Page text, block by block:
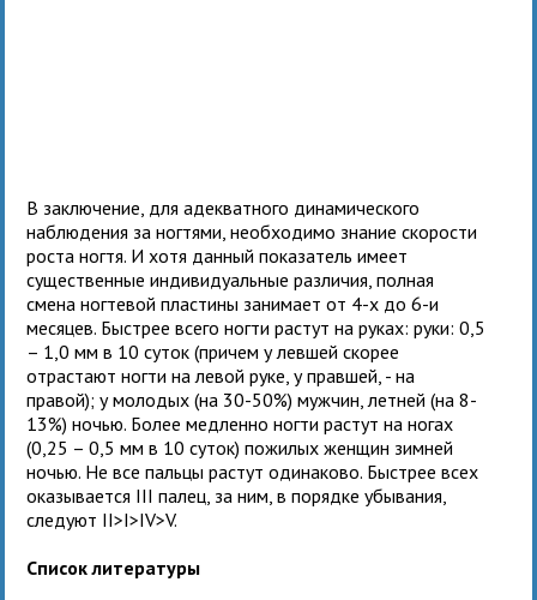
В заключение, для адекватного динамического
наблюдения за ногтями, необходимо знание скорости
роста ногтя. И хотя данный показатель имеет
существенные индивидуальные различия, полная
смена ногтевой пластины занимает от 4-х до 6-и
месяцев. Быстрее всего ногти растут на руках: руки: 0,5
– 1,0 мм в 10 суток (причем у левшей скорее
отрастают ногти на левой руке, у правшей, - на
правой); у молодых (на 30-50%) мужчин, летней (на 8-
13%) ночью. Более медленно ногти растут на ногах
(0,25 – 0,5 мм в 10 суток) пожилых женщин зимней
ночью. Не все пальцы растут одинаково. Быстрее всех
оказывается III палец, за ним, в порядке убывания,
следуют II>I>IV>V.
Список литературы